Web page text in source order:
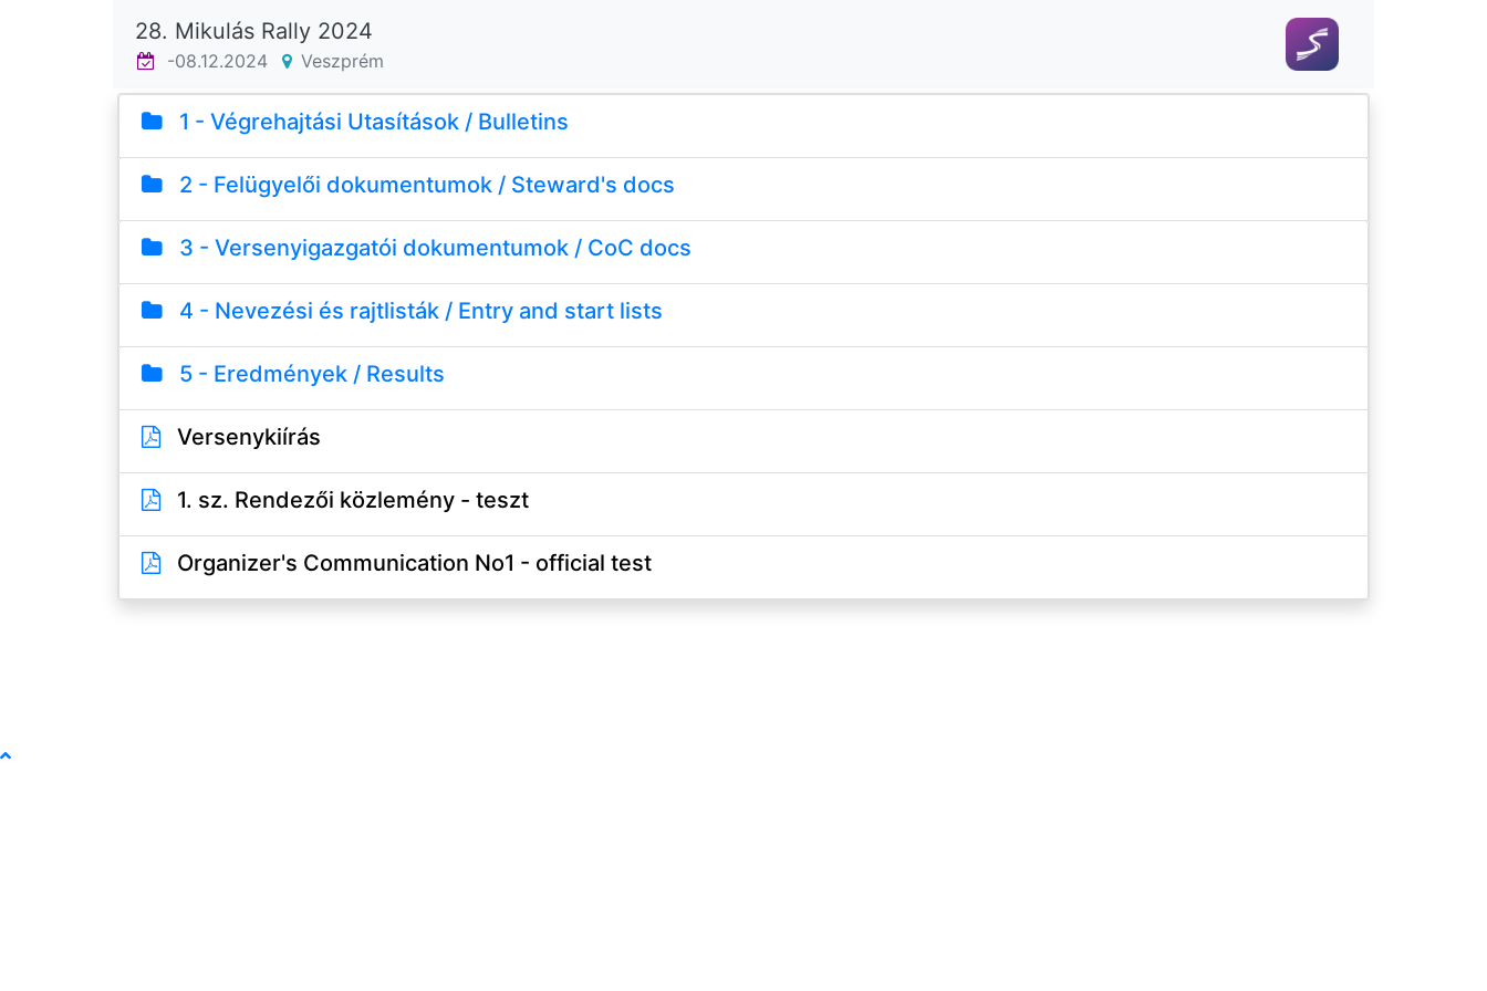
28. Mikulás Rally 2024
-08.12.2024 Veszprém
1 - Végrehajtási Utasítások / Bulletins
2 - Felügyelői dokumentumok / Steward's docs
3 - Versenyigazgatói dokumentumok / CoC docs
4 - Nevezési és rajtlisták / Entry and start lists
5 - Eredmények / Results
Versenykiírás
1. sz. Rendezői közlemény - teszt
Organizer's Communication No1 - official test